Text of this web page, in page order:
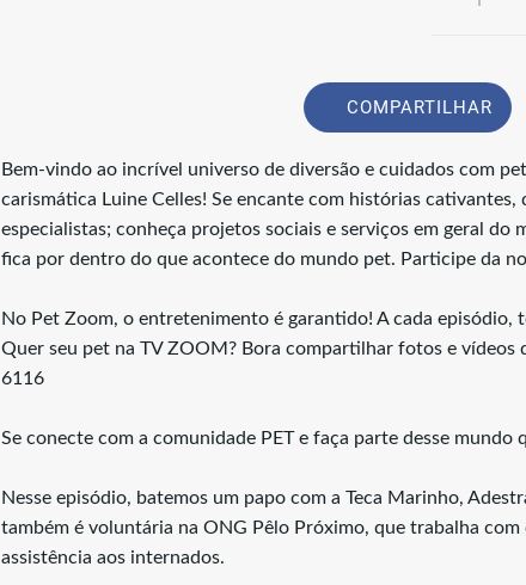
COMPARTILHAR
Bem-vindo ao incrível universo de diversão e cuidados com
carismática Luine Celles! Se encante com histórias
especialistas; conheça projetos sociais e serviços em geral
fica por dentro do que acontece do mundo pet. Participe da
No Pet Zoom, o entretenimento é garantido! A cada episódio,
Quer seu pet na TV ZOOM? Bora compartilhar fotos e vídeos
6116
Se conecte com a comunidade PET e faça parte desse mundo
Nesse episódio, batemos um papo com a Teca Marinho,
também é voluntária na ONG Pêlo Próximo, que trabalha
assistência aos internados.